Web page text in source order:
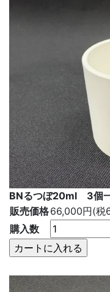
BNるつぼ20ml 3個
販売価格66,000円(税
購入数